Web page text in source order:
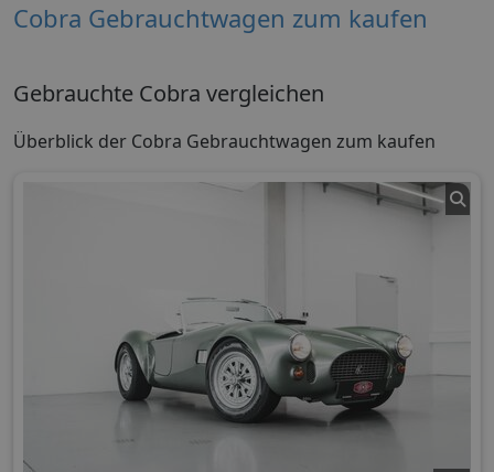
Cobra Gebrauchtwagen zum kaufen
Gebrauchte Cobra vergleichen
Überblick der Cobra Gebrauchtwagen zum kaufen